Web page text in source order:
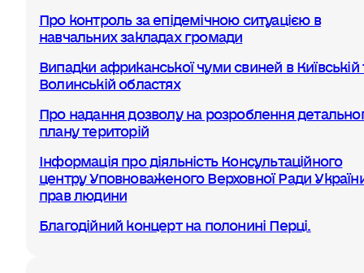
Про контроль за епідемічною ситуацією в
навчальних закладах громади
Випадки африканської чуми свиней в Київській
Волинській областях
Про надання дозволу на розроблення
плану територій
Інформація про діяльність Консультаційного
центру Уповноваженого Верховної Ради
прав людини
Благодійний концерт на полонині Перці.